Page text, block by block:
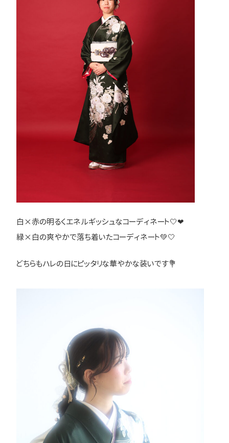
白×赤の明るくエネルギッシュなコーディネート🤍❤
緑×白の爽やかで落ち着いたコーディネート💚🤍
どちらもハレの日にピッタリな華やかな装いです💐